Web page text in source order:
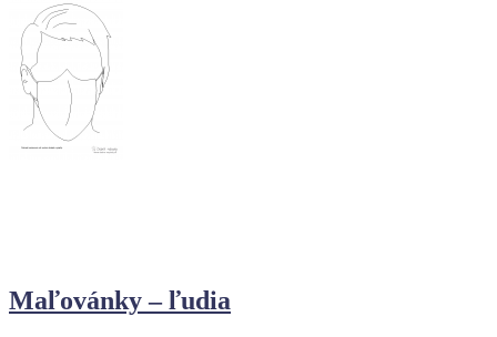
Maľovánky – ľudia